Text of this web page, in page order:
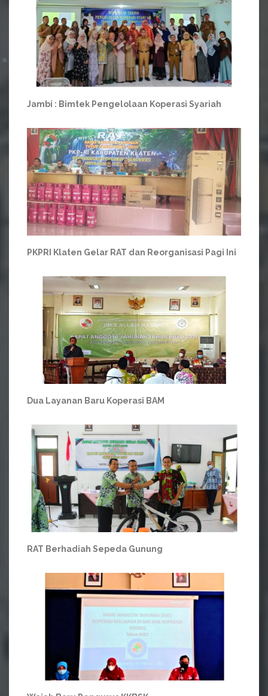
Jambi : Bimtek Pengelolaan Koperasi Syariah
PKPRI Klaten Gelar RAT dan Reorganisasi Pagi Ini
Dua Layanan Baru Koperasi BAM
RAT Berhadiah Sepeda Gunung